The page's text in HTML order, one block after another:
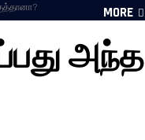
MORE
அந்த